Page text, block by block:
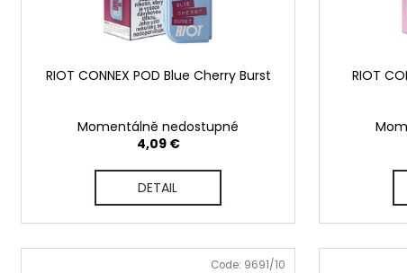
RIOT CONNEX POD Blue Cherry Burst
Momentálně nedostupné
4,09 €
DETAIL
RIOT
Code: 9691/10